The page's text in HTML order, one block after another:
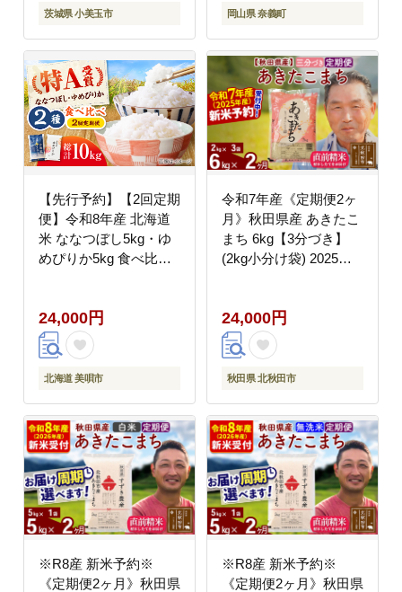
かけご飯 専用 朝食 朝
玉市 93-D
茨城県 小美玉市 岡山県 奈義町
【先行予約】【2回定期
便】令和8年産 北海道
米 ななつぼし5kg・ゆ
めぴりか5kg 食べ比べ
| 株式会社SKFグループ
[BOAY048]
24,000円
北海道 美唄市
令和7年産《定期便2ヶ
月》秋田県産 あきたこ
まち 6kg【3分づき】
(2kg小分け袋) 2025年
に調整OK お米 おおも
り [おおもり 秋田 お米
あきたこまち 米どころ
東北 北秋田市 定期便
24,000円
秋田県 北秋田市
※R8産 新米予約※
《定期便2ヶ月》秋田県
※R8産 新米予約※
《定期便2ヶ月》秋田県